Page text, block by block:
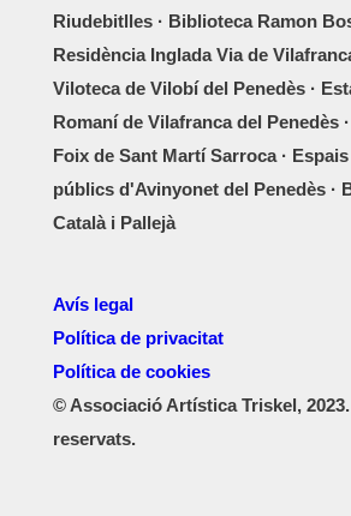
Riudebitlles · Biblioteca Ramon
Residència Inglada Via de
Viloteca de Vilobí del Penedès ·
Romaní de Vilafranca del Penedès
Foix de Sant Martí Sarroca ·
públics d'Avinyonet del Penedès ·
Català i Pallejà
Avís legal
Política de privacitat
Política de cookies
© Associació Artística Triskel,
reservats.